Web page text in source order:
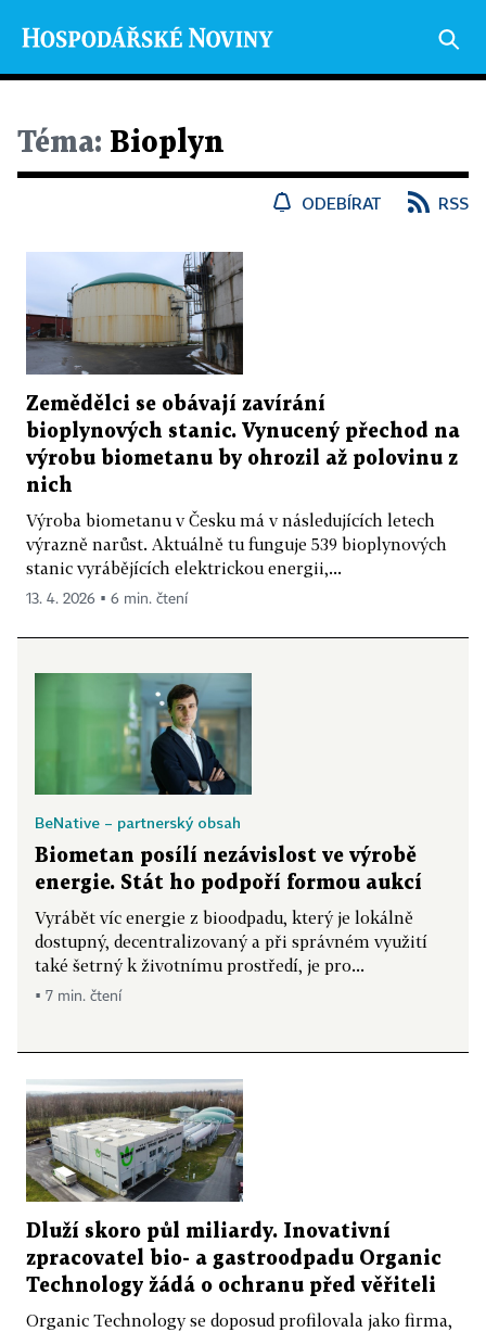
Téma: Bioplyn
ODEBÍRAT RSS
Zemědělci se obávají zavírání
bioplynových stanic. Vynucený přechod na
výrobu biometanu by ohrozil až polovinu z
nich
Výroba biometanu v Česku má v následujících letech
výrazně narůst. Aktuálně tu funguje 539 bioplynových
stanic vyrábějících elektrickou energii,...
13. 4. 2026 ▪ 6 min. čtení
BeNative – partnerský obsah
Biometan posílí nezávislost ve výrobě
energie. Stát ho podpoří formou aukcí
Vyrábět víc energie z bioodpadu, který je lokálně
dostupný, decentralizovaný a při správném využití
také šetrný k životnímu prostředí, je pro...
▪ 7 min. čtení
Dluží skoro půl miliardy. Inovativní
zpracovatel bio- a gastroodpadu Organic
Technology žádá o ochranu před věřiteli
Organic Technology se doposud profilovala jako firma,